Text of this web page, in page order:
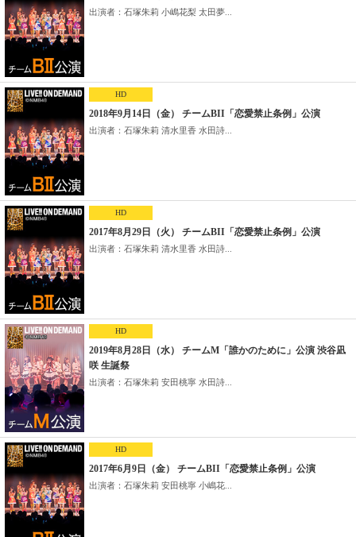
出演者：石塚朱莉 小嶋花梨 太田夢...
HD
2018年9月14日（金） チームBII「恋愛禁止条例」公演
出演者：石塚朱莉 清水里香 水田詩...
HD
2017年8月29日（火） チームBII「恋愛禁止条例」公演
出演者：石塚朱莉 清水里香 水田詩...
HD
2019年8月28日（水） チームM「誰かのために」公演 渋谷凪
咲 生誕祭
出演者：石塚朱莉 安田桃寧 水田詩...
HD
2017年6月9日（金） チームBII「恋愛禁止条例」公演
出演者：石塚朱莉 安田桃寧 小嶋花...